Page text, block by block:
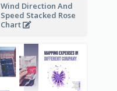
Wind Direction And
Speed Stacked Rose
Chart